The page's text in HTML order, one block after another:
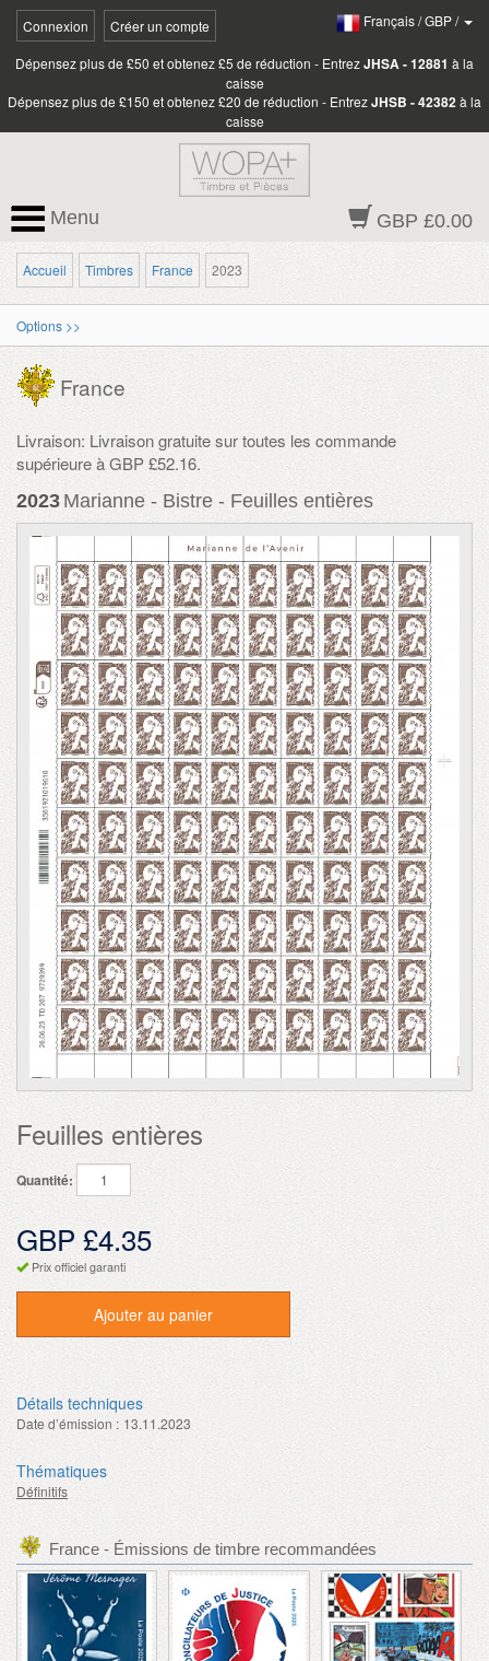
Connexion Créer un compte Français/GBP/
Dépensez plus de £50 et obtenez £5 de réduction - EntrezJHSA - 12881 à la
caisse
Dépensez plus de £150 et obtenez £20 de réduction - EntrezJHSB - 42382à la
caisse
GBP £0.00
Menu
Accueil Timbres France 2023
Options >>
France
Livraison: Livraison gratuite sur toutes les commande
supérieure à GBP £52.16.
2023 Marianne - Bistre - Feuilles entières
Feuilles entières
Quantité:
GBP £4.35
Prix officiel garanti
Ajouter au panier
Détails techniques
Date d’émission : 13.11.2023
Thématiques
Définitifs
France - Émissions de timbre recommandées